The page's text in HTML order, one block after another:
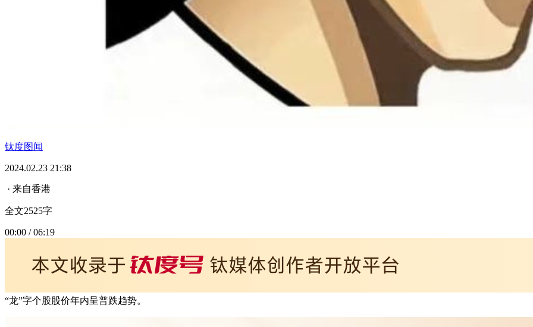
钛度图闻
2024.02.23 21:38
· 来自香港
全文2525字
00:00 / 06:19
“龙”字个股股价年内呈普跌趋势。